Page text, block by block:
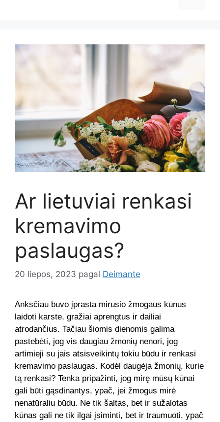
Ar lietuviai renkasi
kremavimo
paslaugas?
20 liepos, 2023 pagal Deimante
Anksčiau buvo įprasta mirusio žmogaus kūnus
laidoti karste, gražiai aprengtus ir dailiai
atrodančius. Tačiau šiomis dienomis galima
pastebėti, jog vis daugiau žmonių nenori, jog
artimieji su jais atsisveikintų tokiu būdu ir renkasi
kremavimo paslaugas. Kodėl daugėja žmonių, kurie
tą renkasi? Tenka pripažinti, jog mirę mūsų kūnai
gali būti gąsdinantys, ypač, jei žmogus mirė
nenatūraliu būdu. Ne tik šaltas, bet ir sužalotas
kūnas gali ne tik ilgai įsiminti, bet ir traumuoti, ypač